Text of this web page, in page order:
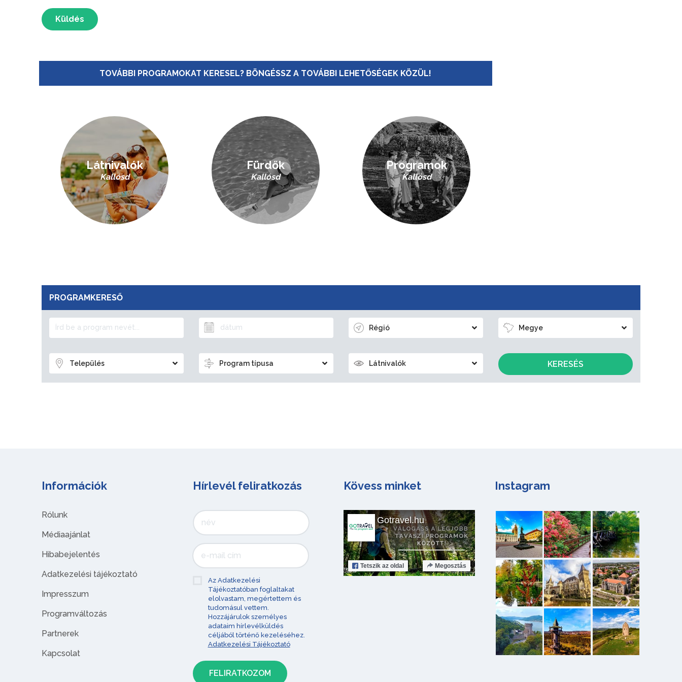
Küldés
TOVÁBBI PROGRAMOKAT KERESEL? BÖNGÉSSZ A TOVÁBBI LEHETŐSÉGEK KÖZÜL!
Látnivalók
Kallósd
Fürdők
Kallósd
Programok
Kallósd
PROGRAMKERESŐ
Régió Megye
Település Program típusa Látnivalók KERESÉS
Információk
Rólunk
Médiaajánlat
Hibabejelentés
Adatkezelési tájékoztató
Impresszum
Programváltozás
Partnerek
Kapcsolat
Hírlevél feliratkozás
Az Adatkezelési
Tájékoztatóban foglaltakat
elolvastam, megértettem és
tudomásul vettem.
Hozzájárulok személyes
adataim hírlevélküldés
céljából történő kezeléséhez.
Adatkezelési Tájékoztató
Kövess minket
Gotravel.hu
Tetszik az oldal Megosztás
Instagram